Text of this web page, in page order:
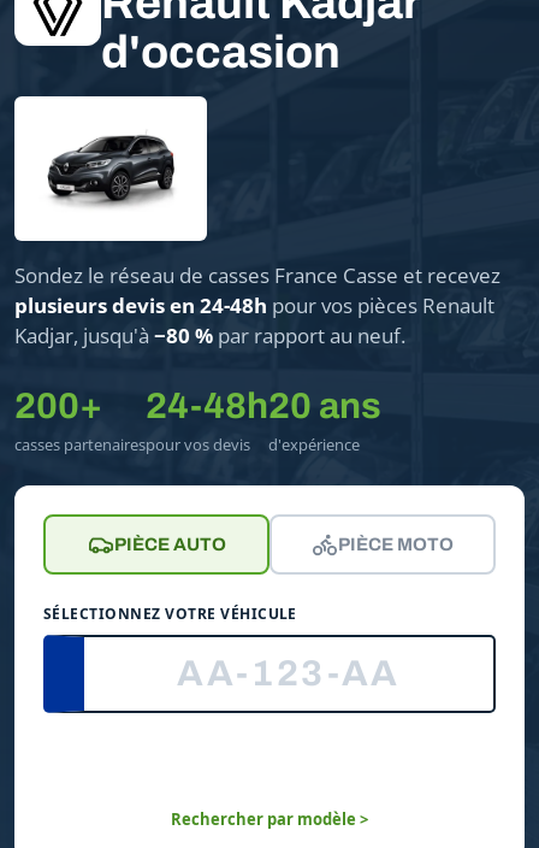
d'occasion
Sondez le réseau de casses France Casse et recevez
plusieurs devis en 24-48h pour vos pièces Renault
Kadjar, jusqu'à −80 % par rapport au neuf.
200+
casses partenaires
24-48h
pour vos devis
20 ans
d'expérience
PIÈCE AUTO PIÈCE MOTO
SÉLECTIONNEZ VOTRE VÉHICULE
Rechercher par modèle >